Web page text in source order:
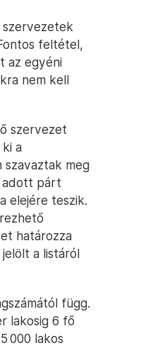
feltétel,
az egyéni
nem kell
szervezet
a
szavaztak meg
adott párt
elejére teszik.
határozza
a listáról
függ.
lakosig 6 fő
000 lakos